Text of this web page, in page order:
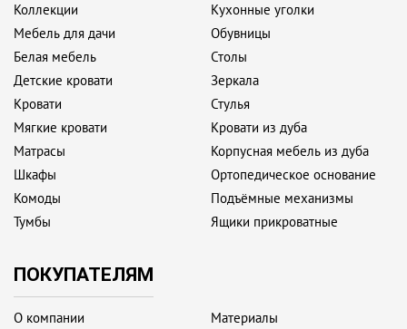
ПОКУПАТЕЛЯМ
О компании
Материалы
Коллекции
Мебель для дачи
Белая мебель
Детские кровати
Кровати
Мягкие кровати
Матрасы
Шкафы
Комоды
Тумбы
Кухонные уголки
Обувницы
Столы
Зеркала
Стулья
Кровати из дуба
Корпусная мебель из дуба
Ортопедическое основание
Подъёмные механизмы
Ящики прикроватные